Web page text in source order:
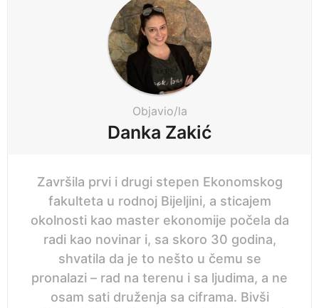
Objavio/la
Danka Zakić
Završila prvi i drugi stepen Ekonomskog
fakulteta u rodnoj Bijeljini, a sticajem
okolnosti kao master ekonomije počela da
radi kao novinar i, sa skoro 30 godina,
shvatila da je to nešto u čemu se
pronalazi – rad na terenu i sa ljudima, a ne
osam sati druženja sa ciframa. Bivši